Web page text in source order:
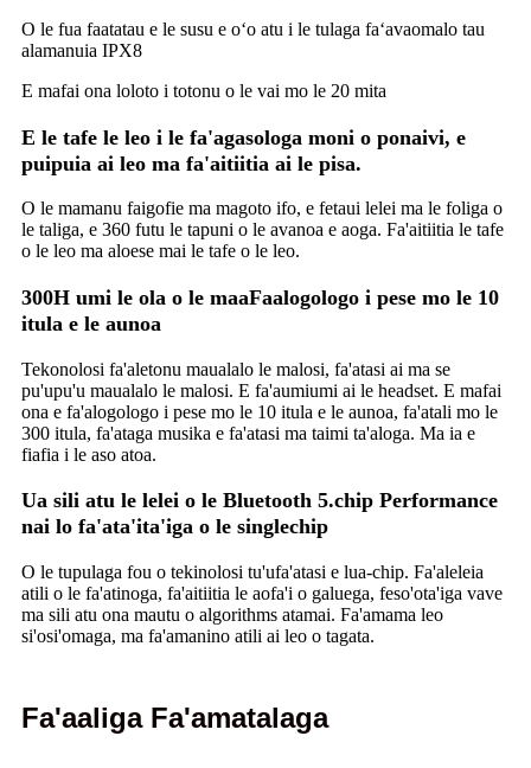
O le fua faatatau e le susu e oʻo atu i le tulaga faʻavaomalo tau
alamanuia IPX8
E mafai ona loloto i totonu o le vai mo le 20 mita
E le tafe le leo i le fa'agasologa moni o ponaivi, e
puipuia ai leo ma fa'aitiitia ai le pisa.
O le mamanu faigofie ma magoto ifo, e fetaui lelei ma le foliga o
le taliga, e 360 ​​futu le tapuni o le avanoa e aoga. Fa'aitiitia le tafe
o le leo ma aloese mai le tafe o le leo.
300H umi le ola o le maaFaalogologo i pese mo le 10
itula e le aunoa
Tekonolosi fa'aletonu maualalo le malosi, fa'atasi ai ma se
pu'upu'u maualalo le malosi. E fa'aumiumi ai le headset. E mafai
ona e fa'alogologo i pese mo le 10 itula e le aunoa, fa'atali mo le
300 itula, fa'ataga musika e fa'atasi ma taimi ta'aloga. Ma ia e
fiafia i le aso atoa.
Ua sili atu le lelei o le Bluetooth 5.chip Performance
nai lo fa'ata'ita'iga o le singlechip
O le tupulaga fou o tekinolosi tu'ufa'atasi e lua-chip. Fa'aleleia
atili o le fa'atinoga, fa'aitiitia le aofa'i o galuega, feso'ota'iga vave
ma sili atu ona mautu o algorithms atamai. Fa'amama leo
si'osi'omaga, ma fa'amanino atili ai leo o tagata.
Fa'aaliga Fa'amatalaga